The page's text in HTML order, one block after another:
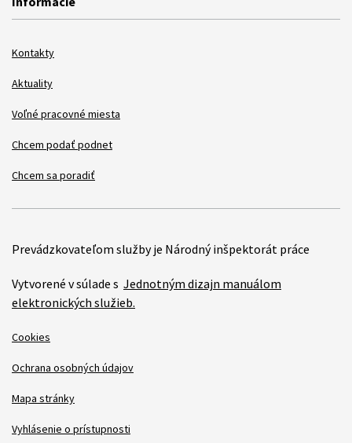
Kontakty
Aktuality
Voľné pracovné miesta
Chcem podať podnet
Chcem sa poradiť
Prevádzkovateľom služby je Národný inšpektorát práce
Vytvorené v súlade s Jednotným dizajn manuálom
elektronických služieb.
Cookies
Ochrana osobných údajov
Mapa stránky
Vyhlásenie o prístupnosti